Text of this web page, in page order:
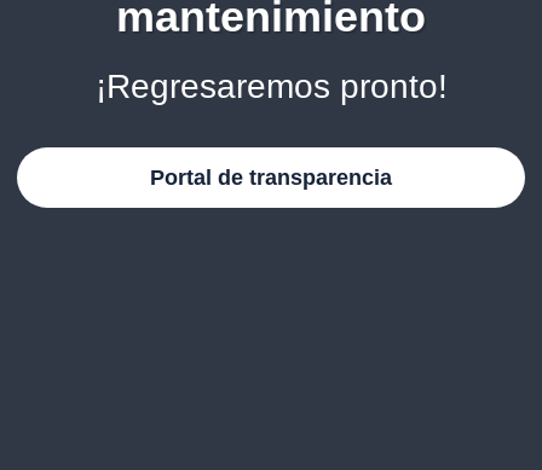
mantenimiento
¡Regresaremos pronto!
Portal de transparencia